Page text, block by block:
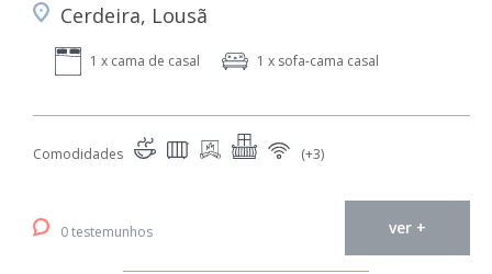
Cerdeira, Lousã
1 x cama de casal 1 x sofa-cama casal
Comodidades (+3)
0 testemunhos ver +